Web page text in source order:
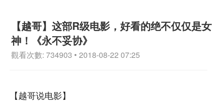
【越哥】这部R级电影，好看的绝不仅仅是女
神！《永不妥协》
觀看次數: 734903 • 2018-08-22 07:25
【越哥说电影】